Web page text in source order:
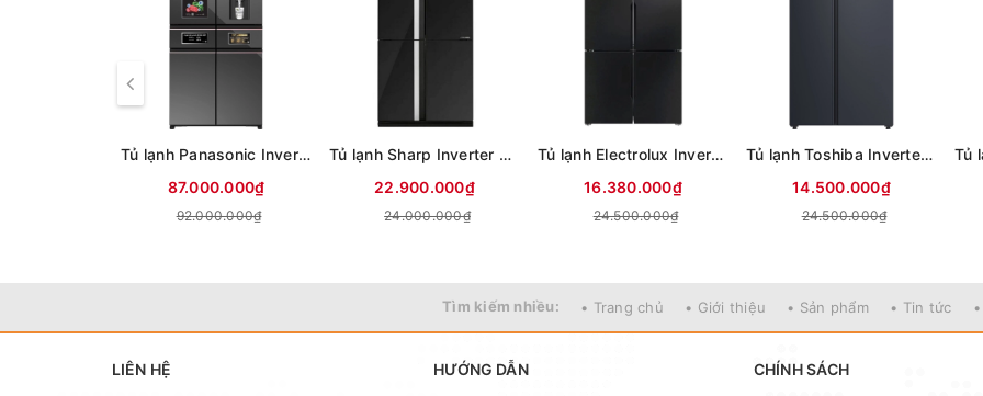
Tủ lạnh Panasonic Inverter 650 lít PRIME+ Edition Multi Door NR-WY720ZMMV
87.000.000₫
92.000.000₫
Tủ lạnh Sharp Inverter 611 lít Multi Door SJ-FXPI700VG-BK
22.900.000₫
24.000.000₫
Tủ lạnh Electrolux Inverter 564 lít Multi Door EQE5700B-B
16.380.000₫
24.500.000₫
Tủ lạnh Toshiba Inverter 711 lít Side By Side GR-RS910WI-PMV(06)-MG (Mới 2025)
14.500.000₫
24.500.000₫
Tìm kiếm nhiều: • Trang chủ • Giới thiệu • Sản phẩm • Tin tức
LIÊN HỆ HƯỚNG DẪN CHÍNH SÁCH